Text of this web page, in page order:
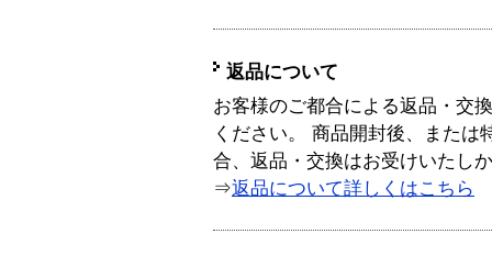
返品について
お客様のご都合による返品・交
ください。 商品開封後、または
合、返品・交換はお受けいたし
⇒返品について詳しくはこちら